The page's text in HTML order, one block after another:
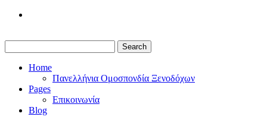
Search
Home
Πανελλήνια Ομοσπονδία Ξενοδόχων
Pages
Επικοινωνία
Blog